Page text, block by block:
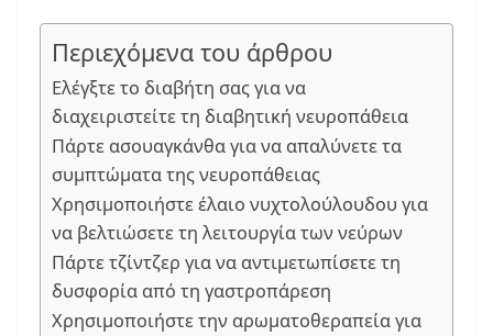
Περιεχόμενα του άρθρου
Ελέγξτε το διαβήτη σας για να
διαχειριστείτε τη διαβητική νευροπάθεια
Πάρτε ασουαγκάνθα για να απαλύνετε τα
συμπτώματα της νευροπάθειας
Χρησιμοποιήστε έλαιο νυχτολούλουδου για
να βελτιώσετε τη λειτουργία των νεύρων
Πάρτε τζίντζερ για να αντιμετωπίσετε τη
δυσφορία από τη γαστροπάρεση
Χρησιμοποιήστε την αρωματοθεραπεία για